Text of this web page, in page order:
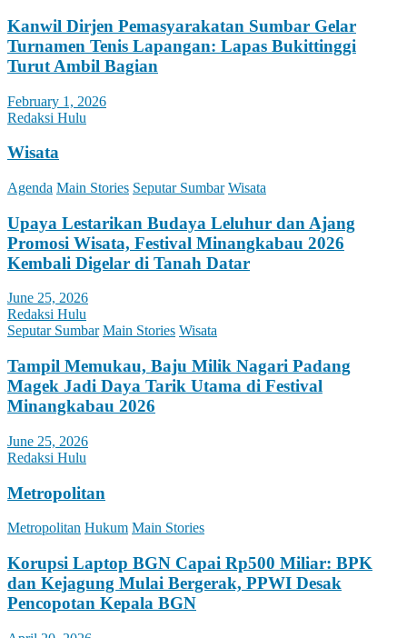
Kanwil Dirjen Pemasyarakatan Sumbar Gelar
Turnamen Tenis Lapangan: Lapas Bukittinggi
Turut Ambil Bagian
February 1, 2026
Redaksi Hulu
Wisata
Agenda Main Stories Seputar Sumbar Wisata
Upaya Lestarikan Budaya Leluhur dan Ajang
Promosi Wisata, Festival Minangkabau 2026
Kembali Digelar di Tanah Datar
June 25, 2026
Redaksi Hulu
Seputar Sumbar Main Stories Wisata
Tampil Memukau, Baju Milik Nagari Padang
Magek Jadi Daya Tarik Utama di Festival
Minangkabau 2026
June 25, 2026
Redaksi Hulu
Metropolitan
Metropolitan Hukum Main Stories
Korupsi Laptop BGN Capai Rp500 Miliar: BPK
dan Kejagung Mulai Bergerak, PPWI Desak
Pencopotan Kepala BGN